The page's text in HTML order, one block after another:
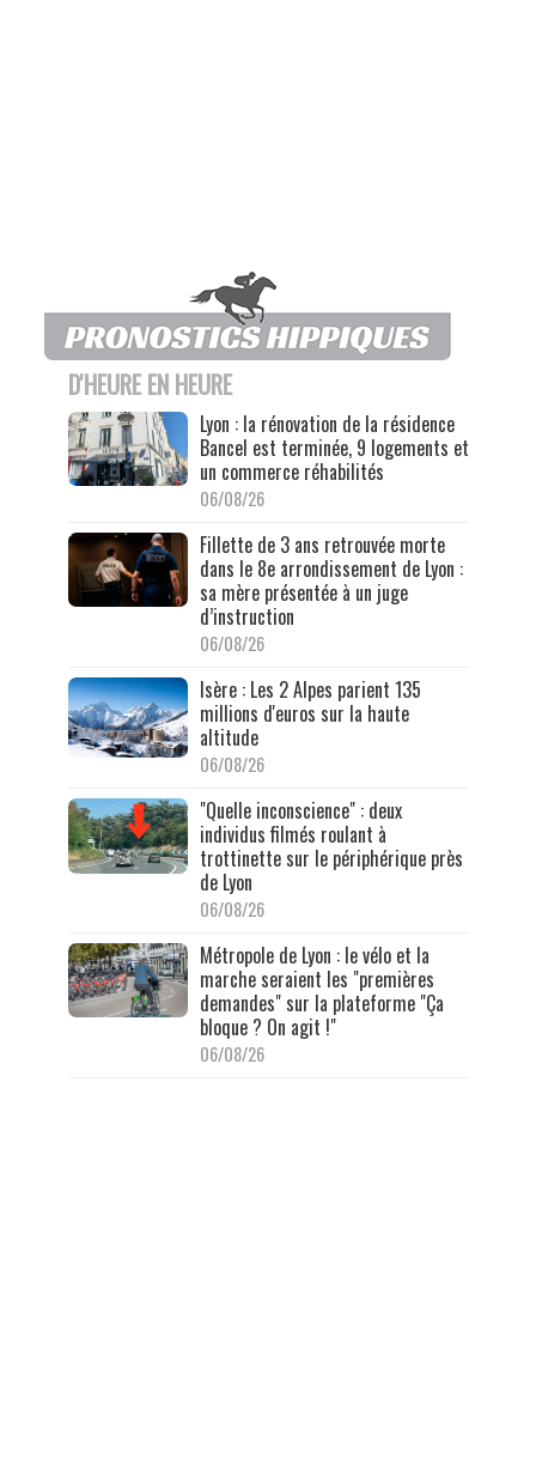
D'HEURE EN HEURE
Lyon : la rénovation de la résidence
Bancel est terminée, 9 logements et
un commerce réhabilités
06/08/26
Fillette de 3 ans retrouvée morte
dans le 8e arrondissement de Lyon :
sa mère présentée à un juge
d’instruction
06/08/26
Isère : Les 2 Alpes parient 135
millions d'euros sur la haute
altitude
06/08/26
"Quelle inconscience" : deux
individus filmés roulant à
trottinette sur le périphérique près
de Lyon
06/08/26
Métropole de Lyon : le vélo et la
marche seraient les "premières
demandes" sur la plateforme "Ça
bloque ? On agit !"
06/08/26